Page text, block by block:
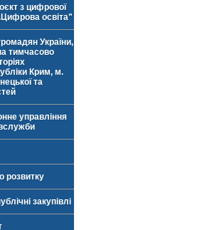
з цифрової
освіта"
України,
тимчасово
Крим, м.
та
управління
розвитку
закупівлі